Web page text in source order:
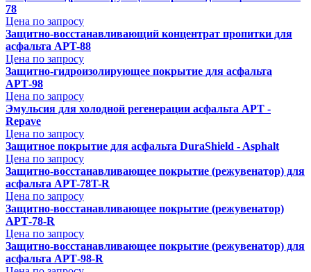
78
Цена по запросу
Защитно-восстанавливающий концентрат пропитки для
асфальта APT-88
Цена по запросу
Защитно-гидроизолирующее покрытие для асфальта
АРТ-98
Цена по запросу
Эмульсия для холодной регенерации асфальта АРТ -
Repave
Цена по запросу
Защитное покрытие для асфальта DuraShield - Asphalt
Цена по запросу
Защитно-восстанавливающее покрытие (режувенатор) для
асфальта APT-78T-R
Цена по запросу
Защитно-восстанавливающее покрытие (режувенатор)
АРТ-78-R
Цена по запросу
Защитно-восстанавливающее покрытие (режувенатор) для
асфальта АРТ-98-R